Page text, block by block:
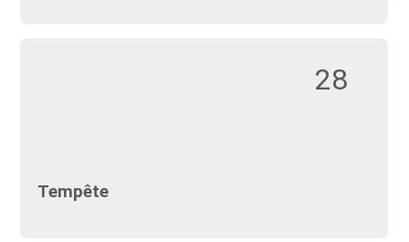
28
Tempête